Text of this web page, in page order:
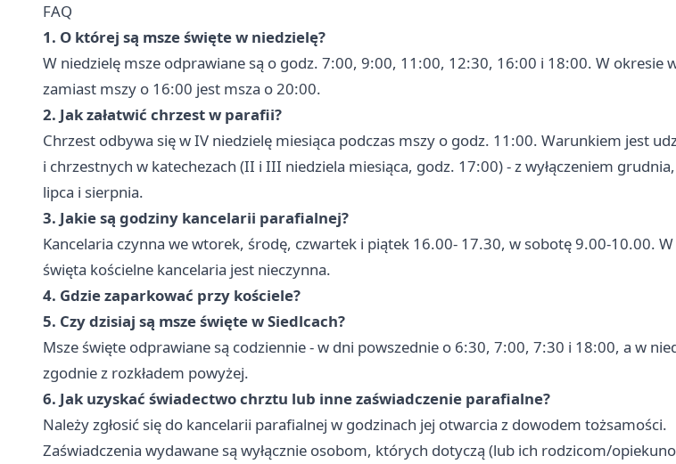
FAQ
1. O której są msze święte w niedzielę?
W niedzielę msze odprawiane są o godz. 7:00, 9:00, 11:00, 12:30, 16:00 i 18:00. W okresie
zamiast mszy o 16:00 jest msza o 20:00.
2. Jak załatwić chrzest w parafii?
Chrzest odbywa się w IV niedzielę miesiąca podczas mszy o godz. 11:00. Warunkiem jest
i chrzestnych w katechezach (II i III niedziela miesiąca, godz. 17:00) - z wyłączeniem
lipca i sierpnia.
3. Jakie są godziny kancelarii parafialnej?
Kancelaria czynna we wtorek, środę, czwartek i piątek 16.00- 17.30, w sobotę 9.00-10.00. W
święta kościelne kancelaria jest nieczynna.
4. Gdzie zaparkować przy kościele?
5. Czy dzisiaj są msze święte w Siedlcach?
Msze święte odprawiane są codziennie - w dni powszednie o 6:30, 7:00, 7:30 i 18:00, a w
zgodnie z rozkładem powyżej.
6. Jak uzyskać świadectwo chrztu lub inne zaświadczenie parafialne?
Należy zgłosić się do kancelarii parafialnej w godzinach jej otwarcia z dowodem tożsamości.
Zaświadczenia wydawane są wyłącznie osobom, których dotyczą (lub ich rodzicom/